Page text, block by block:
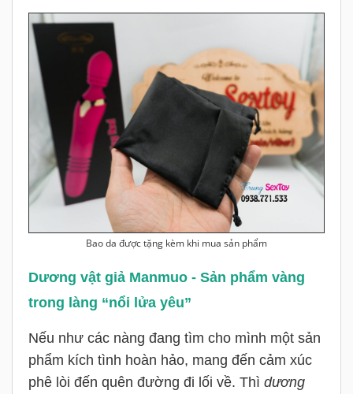
Bao da được tặng kèm khi mua sản phẩm
Dương vật giả Manmuo - Sản phẩm vàng
trong làng “nổi lửa yêu”
Nếu như các nàng đang tìm cho mình một sản
phẩm kích tình hoàn hảo, mang đến cảm xúc
phê lòi đến quên đường đi lối về. Thì dương